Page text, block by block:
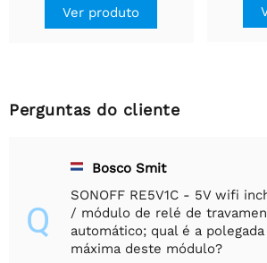
Ver produto
Perguntas do cliente
Q
Bosco Smit
SONOFF RE5V1C - 5V wifi
/ módulo de relé de
automático; qual é a polegada
máxima deste módulo?